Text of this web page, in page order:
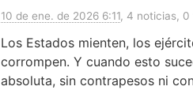
10 de ene. de 2026 6:11, 4 noticias, 0
Los Estados mienten, los
corrompen. Y cuando esto
absoluta, sin contrapesos ni